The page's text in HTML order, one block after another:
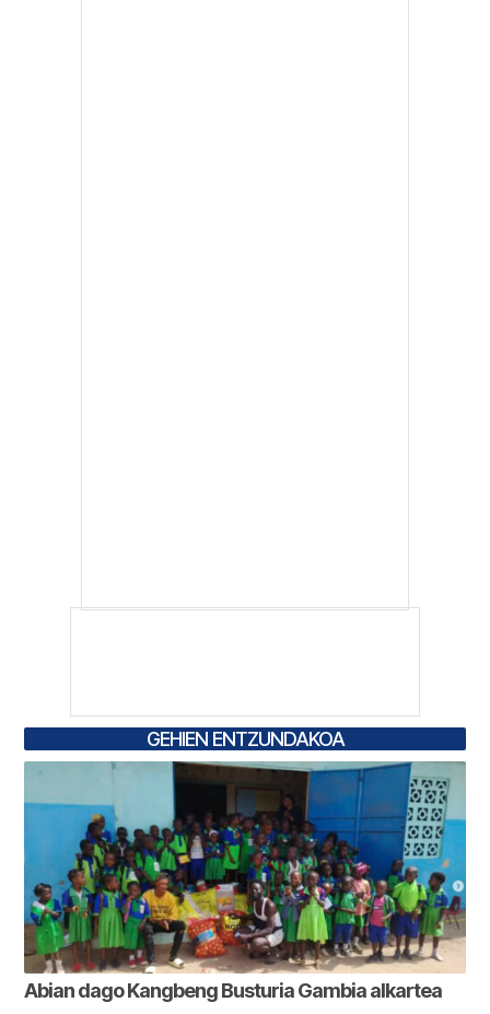
GEHIEN ENTZUNDAKOA
Abian dago Kangbeng Busturia Gambia alkartea